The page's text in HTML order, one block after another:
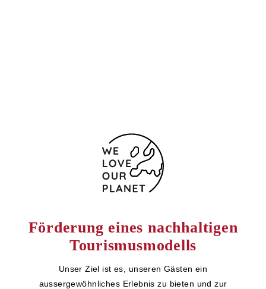
Förderung eines nachhaltigen
Tourismusmodells
Unser Ziel ist es, unseren Gästen ein
aussergewöhnliches Erlebnis zu bieten und zur